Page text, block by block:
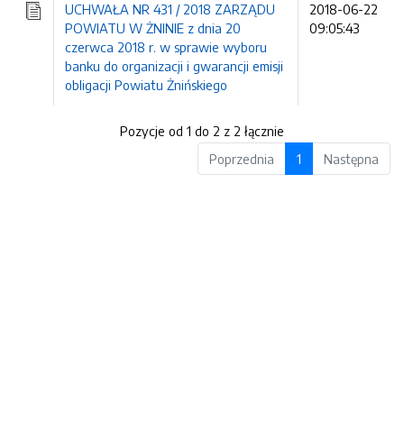
UCHWAŁA NR 431 / 2018 ZARZĄDU
POWIATU W ŻNINIE z dnia 20
czerwca 2018 r. w sprawie wyboru
banku do organizacji i gwarancji emisji
obligacji Powiatu Żnińskiego
2018-06-22
09:05:43
Pozycje od 1 do 2 z 2 łącznie
Poprzednia
1 Następna